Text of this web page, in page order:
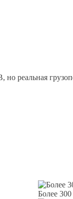
реальная
Более